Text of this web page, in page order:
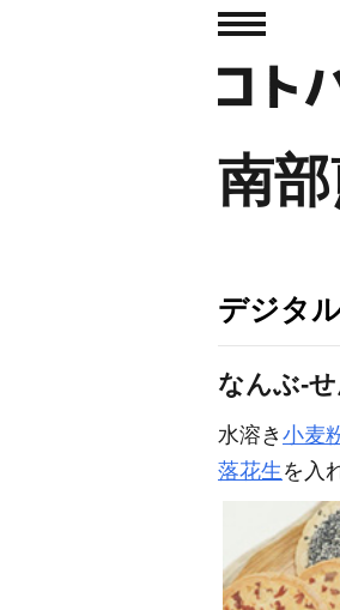
南
デジタ
なんぶ‐
水溶き 小麦
落花生 を入